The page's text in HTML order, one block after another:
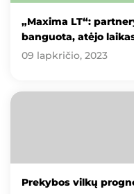
„Maxima LT“:
banguota, atėjo
09 lapkričio, 2023
Prekybos vilkų